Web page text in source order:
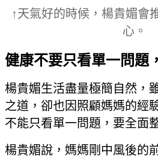
↑天氣好的時候，楊貴媚會
心。
健康不要只看單一問題
楊貴媚生活盡量極簡自然，
之道，卻也因照顧媽媽的經
不能只看單一問題，要全面
楊貴媚說，媽媽剛中風後的